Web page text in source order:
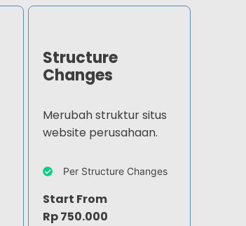
Structure
Changes
Merubah struktur situs
website perusahaan.
Per Structure Changes
Start From
Rp 750.000